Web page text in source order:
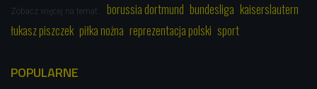
Zobacz więcej na temat: borussia dortmund bundesliga kaiserslautern
łukasz piszczek piłka nożna reprezentacja polski sport
POPULARNE